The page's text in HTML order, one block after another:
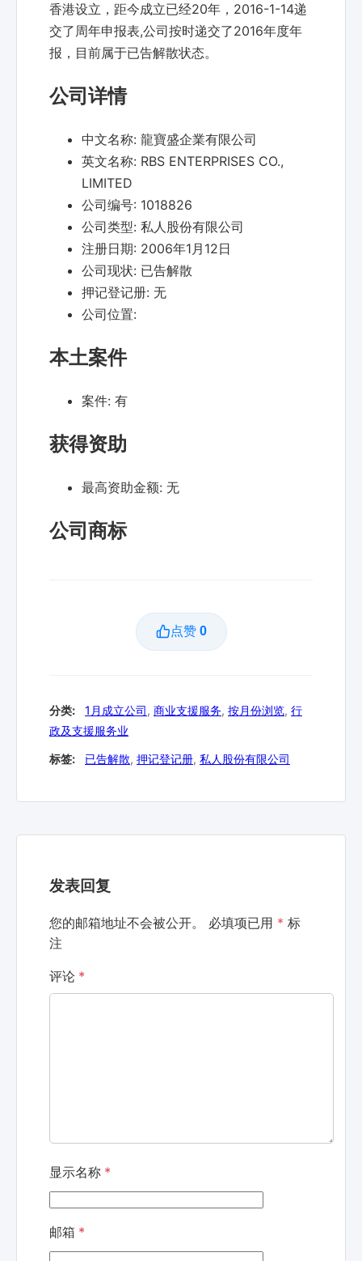
香港设立，距今成立已经20年，2016-1-14递
交了周年申报表,公司按时递交了2016年度年
报，目前属于已告解散状态。
公司详情
中文名称: 龍寶盛企業有限公司
英文名称: RBS ENTERPRISES CO.,
LIMITED
公司编号: 1018826
公司类型: 私人股份有限公司
注册日期: 2006年1月12日
公司现状: 已告解散
押记登记册: 无
公司位置:
本土案件
案件: 有
获得资助
最高资助金额: 无
公司商标
点赞 0
分类: 1月成立公司, 商业支援服务, 按月份浏览, 行
政及支援服务业
标签: 已告解散, 押记登记册, 私人股份有限公司
发表回复
您的邮箱地址不会被公开。 必填项已用 * 标
注
评论 *
显示名称 *
邮箱 *